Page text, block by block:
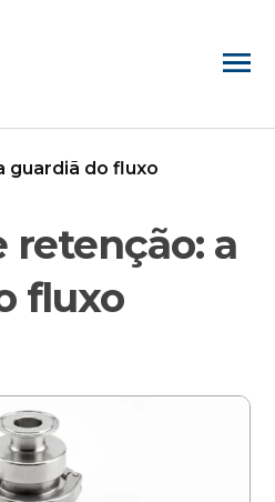
guardiã do fluxo
retenção: a
fluxo